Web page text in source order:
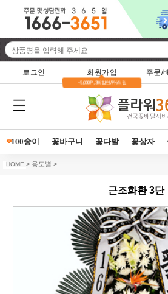
로그인 회원가입
+5,000P , 3%할인/7%적립
주문/
*100송이 꽃바구니 꽃다발 꽃상자
HOME > 용도별 >
근조화환 3단